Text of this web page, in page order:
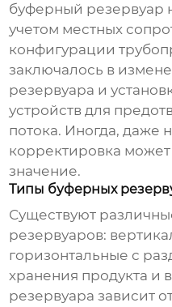
буферный резервуар
учетом местных
конфигурации
заключалось в
резервуара и
устройств для
потока. Иногда, даже
корректировка
значение.
Типы буферных
Существуют
резервуаров:
горизонтальные с
хранения продукта и
резервуара зависит